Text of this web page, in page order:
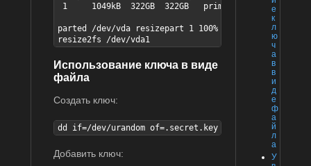
е
к
л
ю
ч
а
в
в
и
д
е
ф
а
й
л
а
У
1     1049kB  322GB  322GB   primary  ext4
parted /dev/vda resizepart 1 100%
resize2fs /dev/vda1
Использование ключа в виде
файла
Создать ключ:
dd if=/dev/urandom of=.secret.key bs=1024 count=2
Добавить ключ: